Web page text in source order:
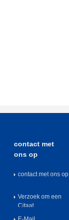
contact met
ons op
contact met ons op
Verzoek om een
Citaat